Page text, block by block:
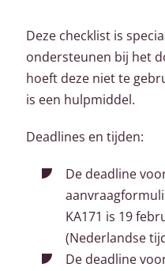
Deze checklist is
ondersteunen bij het
hoeft deze niet te
is een hulpmiddel.
Deadlines en tijden:
De deadline
KA171 is 19
(Nederlandse
De deadline